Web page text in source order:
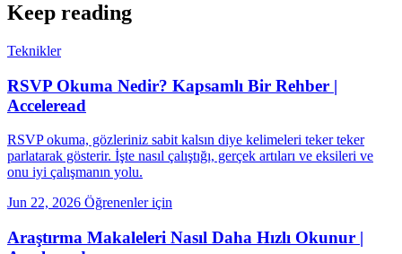
Keep reading
Teknikler
RSVP Okuma Nedir? Kapsamlı Bir Rehber |
Acceleread
RSVP okuma, gözleriniz sabit kalsın diye kelimeleri teker teker
parlatarak gösterir. İşte nasıl çalıştığı, gerçek artıları ve eksileri ve
onu iyi çalışmanın yolu.
Jun 22, 2026 Öğrenenler için
Araştırma Makaleleri Nasıl Daha Hızlı Okunur |